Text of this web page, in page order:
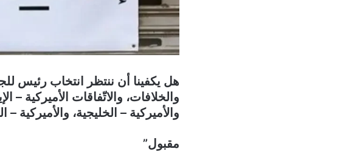
هل يكفينا أن ننتظر انتخاب رئيس
والخلافات، والاتّفاقات الأميركية –
والأميركية – الخليجية، والأميركية –
مقبول”